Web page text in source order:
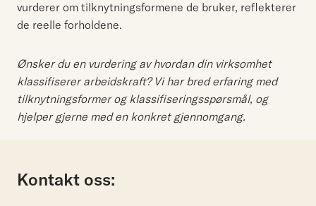
vurderer om tilknytningsformene de bruker, reflekterer
de reelle forholdene.
Ønsker du en vurdering av hvordan din virksomhet
klassifiserer arbeidskraft? Vi har bred erfaring med
tilknytningsformer og klassifiseringsspørsmål, og
hjelper gjerne med en konkret gjennomgang.
Kontakt oss: